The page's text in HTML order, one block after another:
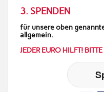
3. SPENDEN
für unsere oben
allgemein.
JEDER EURO HILFT!